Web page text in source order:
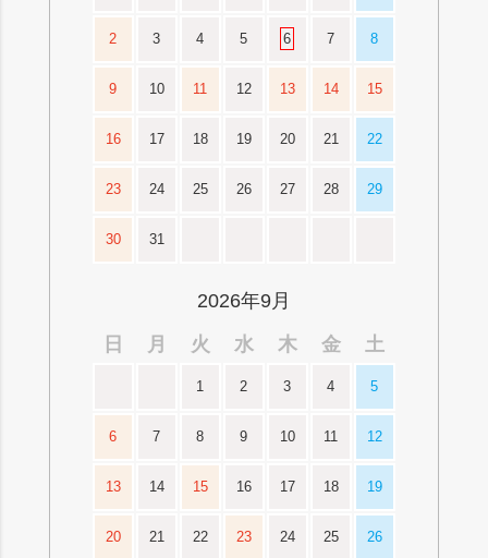
2 3 4 5 6 7 8
9 10 11 12 13 14 15
16 17 18 19 20 21 22
23 24 25 26 27 28 29
30 31
2026年9月
日
月 火 水 木 金 土
1 2 3 4 5
6 7 8 9 10 11 12
13 14 15 16 17 18 19
20 21 22 23 24 25 26